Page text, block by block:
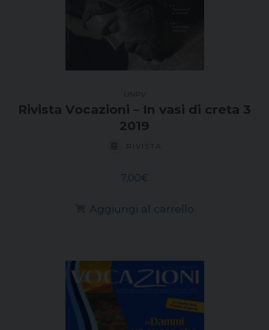
UNPV
Rivista Vocazioni – In vasi di creta 3
2019
RIVISTA
7,00€
Aggiungi al carrello